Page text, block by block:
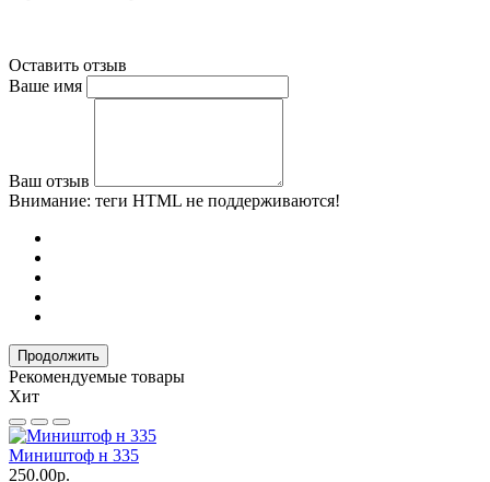
Оставить отзыв
Ваше имя
Ваш отзыв
Внимание: теги HTML не поддерживаются!
Продолжить
Рекомендуемые товары
Хит
Миништоф н 335
250.00р.